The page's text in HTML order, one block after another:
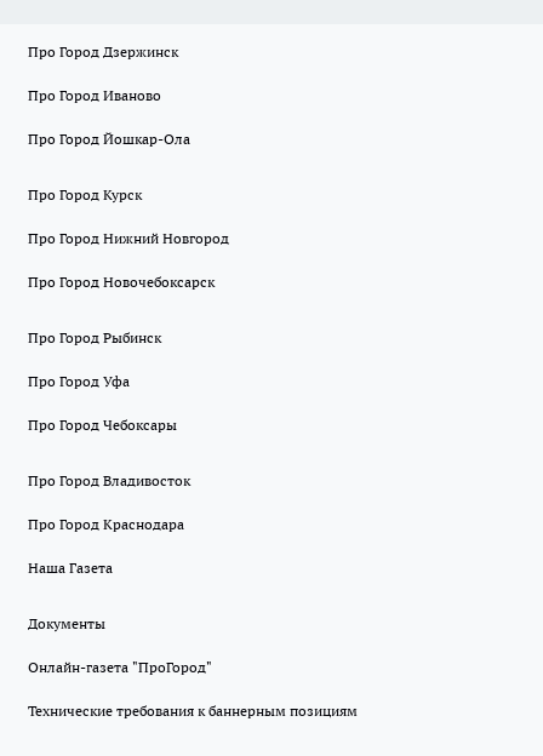
Про Город Дзержинск
Про Город Иваново
Про Город Йошкар-Ола
Про Город Курск
Про Город Нижний Новгород
Про Город Новочебоксарск
Про Город Рыбинск
Про Город Уфа
Про Город Чебоксары
Про Город Владивосток
Про Город Краснодара
Наша Газета
Документы
Онлайн-газета "ПроГород"
Технические требования к баннерным позициям